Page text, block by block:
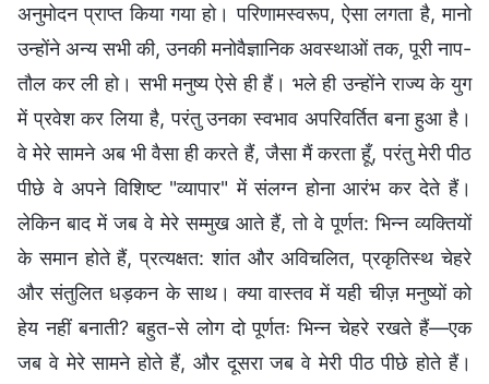
अनुमोदन प्राप्त किया गया हो। परिणामस्वरूप, ऐसा लगता है, मानो
उन्होंने अन्य सभी की, उनकी मनोवैज्ञानिक अवस्थाओं तक, पूरी नाप-
तौल कर ली हो। सभी मनुष्य ऐसे ही हैं। भले ही उन्होंने राज्य के युग
में प्रवेश कर लिया है, परंतु उनका स्वभाव अपरिवर्तित बना हुआ है।
वे मेरे सामने अब भी वैसा ही करते हैं, जैसा मैं करता हूँ, परंतु मेरी पीठ
पीछे वे अपने विशिष्ट "व्यापार" में संलग्न होना आरंभ कर देते हैं।
लेकिन बाद में जब वे मेरे सम्मुख आते हैं, तो वे पूर्णत: भिन्न व्यक्तियों
के समान होते हैं, प्रत्यक्षत: शांत और अविचलित, प्रकृतिस्थ चेहरे
और संतुलित धड़कन के साथ। क्या वास्तव में यही चीज़ मनुष्यों को
हेय नहीं बनाती? बहुत-से लोग दो पूर्णतः भिन्न चेहरे रखते हैं—एक
जब वे मेरे सामने होते हैं, और दूसरा जब वे मेरी पीठ पीछे होते हैं।